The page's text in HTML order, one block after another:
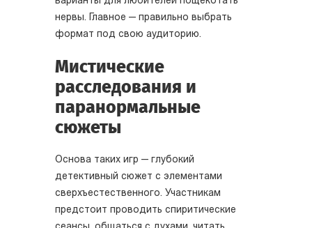
нервы. Главное — правильно выбрать
формат под свою аудиторию.
Мистические
расследования и
паранормальные
сюжеты
Основа таких игр — глубокий
детективный сюжет с элементами
сверхъестественного. Участникам
предстоит проводить спиритические